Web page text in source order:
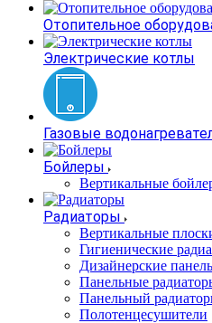
Отопительное
Электрические котлы
Газовые
Бойлеры
Вертикальные
Радиаторы
Вертикальные
Гигиенические
Дизайнерские
Панельные
Панельный
Полотенцесушители